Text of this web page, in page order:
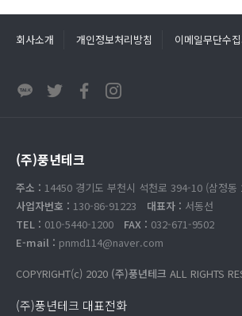
회사소개 개인정보처리방침 이메일무단수
(주)풍년테크
주소 : 14450 경기도 부천시 석천로 394-10 (삼정동
사업자번호 : 130-86-91223 대표자 : 서동선
TEL : 010-5440-1200 FAX : 032-671-9502
E-mail : pnmd114@naver.com
COPYRIGHT(c) 2020 (주)풍년테크 ALL RIGHTS
(주)풍년테크 대표전화